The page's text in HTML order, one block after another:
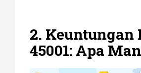
2. Keuntungan
45001: Apa